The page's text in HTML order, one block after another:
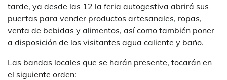
tarde, ya desde las 12 la feria autogestiva abrirá sus
puertas para vender productos artesanales, ropas,
venta de bebidas y alimentos, así como también poner
a disposición de los visitantes agua caliente y baño.
Las bandas locales que se harán presente, tocarán en
el siguiente orden: